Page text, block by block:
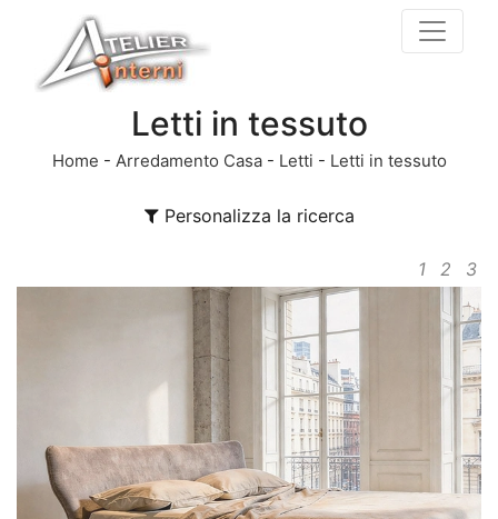
Letti in tessuto
Home - Arredamento Casa- Letti - Letti in tessuto
Personalizza la ricerca
1 2 3